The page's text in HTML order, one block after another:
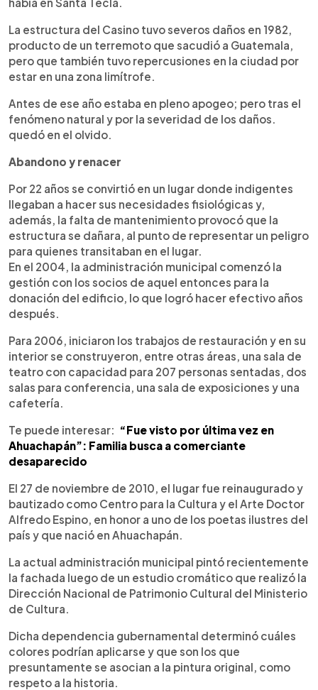
La estructura del Casino tuvo severos daños en 1982,
producto de un terremoto que sacudió a Guatemala,
pero que también tuvo repercusiones en la ciudad por
estar en una zona limítrofe.
Antes de ese año estaba en pleno apogeo; pero tras el
fenómeno natural y por la severidad de los daños.
quedó en el olvido.
Abandono y renacer
Por 22 años se convirtió en un lugar donde indigentes
llegaban a hacer sus necesidades fisiológicas y,
además, la falta de mantenimiento provocó que la
estructura se dañara, al punto de representar un peligro
para quienes transitaban en el lugar.
En el 2004, la administración municipal comenzó la
gestión con los socios de aquel entonces para la
donación del edificio, lo que logró hacer efectivo años
después.
Para 2006, iniciaron los trabajos de restauración y en su
interior se construyeron, entre otras áreas, una sala de
teatro con capacidad para 207 personas sentadas, dos
salas para conferencia, una sala de exposiciones y una
cafetería.
Te puede interesar: “Fue visto por última vez en
Ahuachapán”: Familia busca a comerciante
desaparecido
El 27 de noviembre de 2010, el lugar fue reinaugurado y
bautizado como Centro para la Cultura y el Arte Doctor
Alfredo Espino, en honor a uno de los poetas ilustres del
país y que nació en Ahuachapán.
La actual administración municipal pintó recientemente
la fachada luego de un estudio cromático que realizó la
Dirección Nacional de Patrimonio Cultural del Ministerio
de Cultura.
Dicha dependencia gubernamental determinó cuáles
colores podrían aplicarse y que son los que
presuntamente se asocian a la pintura original, como
respeto a la historia.